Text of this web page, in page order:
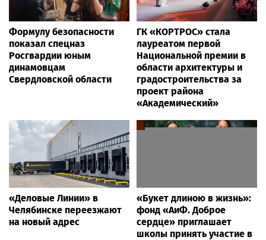
Формулу безопасности
показал спецназ
Росгвардии юным
динамовцам
Свердловской области
ГК «КОРТРОС» стала
лауреатом первой
Национальной премии в
области архитектуры и
градостроительства за
проект района
«Академический»
«Деловые Линии» в
Челябинске переезжают
на новый адрес
«Букет длиною в жизнь»:
фонд «АиФ. Доброе
сердце» приглашает
школы принять участие в